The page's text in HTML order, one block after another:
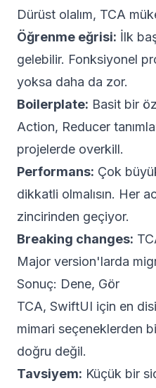
Dürüst olalım, TCA
Öğrenme eğrisi: İlk
gelebilir. Fonksiyonel
yoksa daha da zor.
Boilerplate: Basit bir
Action, Reducer
projelerde overkill.
Performans: Çok
dikkatli olmalısın. Her
zincirinden geçiyor.
Breaking changes:
Major version'larda
Sonuç: Dene, Gör
TCA, SwiftUI için en
mimari seçeneklerden
doğru değil.
Tavsiyem: Küçük bir